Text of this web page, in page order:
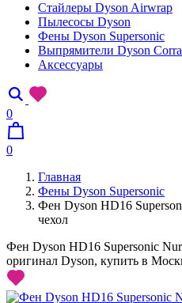
Стайлеры Dyson Airwrap
Пылесосы Dyson
Фены Dyson Supersonic
Выпрямители Dyson
Аксессуары
0
0
Главная
Фены Dyson Supersonic
Фен Dyson HD16
чехол
Фен Dyson HD16 Supersonic
оригинал Dyson, купить в